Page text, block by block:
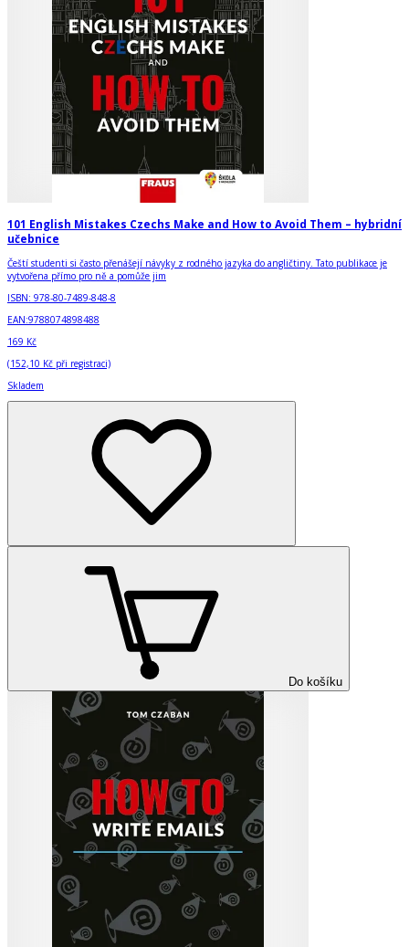
101 English Mistakes Czechs Make and How to Avoid Them – hybridní
učebnice
Čeští studenti si často přenášejí návyky z rodného jazyka do angličtiny. Tato publikace je
vytvořena přímo pro ně a pomůže jim
ISBN: 978-80-7489-848-8
EAN:9788074898488
169 Kč
(152,10 Kč při registraci)
Skladem
Do košíku